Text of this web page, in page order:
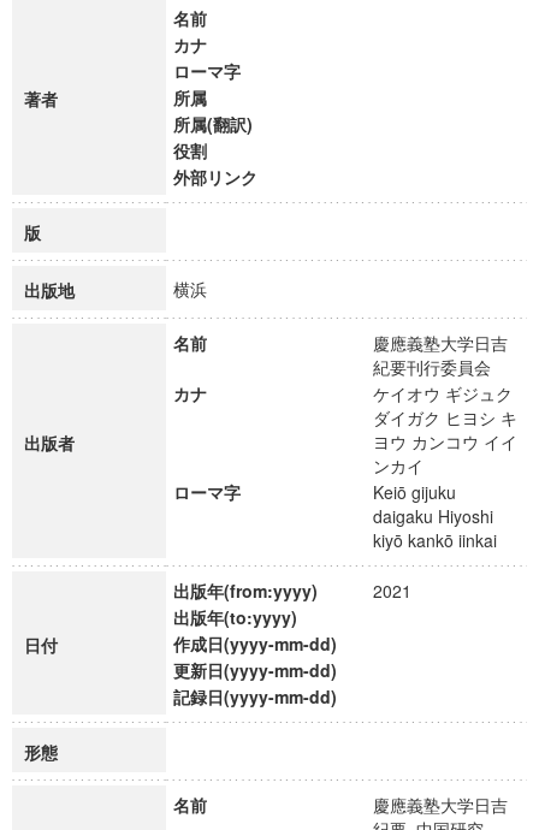
著者
名前
カナ
ローマ字
所属
所属(翻訳)
役割
外部リンク
版
出版地 横浜
出版者
名前
慶應義塾大学日吉
紀要刊行委員会
カナ
ケイオウ ギジュク
ダイガク ヒヨシ キ
ヨウ カンコウ イイ
ンカイ
ローマ字
Keiō gijuku
daigaku Hiyoshi
kiyō kankō iinkai
日付
出版年(from:yyyy)
2021
出版年(to:yyyy)
作成日(yyyy-mm-dd)
更新日(yyyy-mm-dd)
記録日(yyyy-mm-dd)
形態
名前
慶應義塾大学日吉